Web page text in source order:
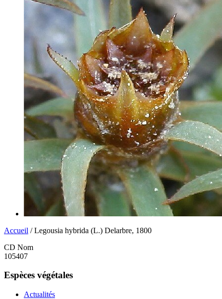
Accueil / Legousia hybrida (L.) Delarbre, 1800
CD Nom
105407
Espèces végétales
Actualités